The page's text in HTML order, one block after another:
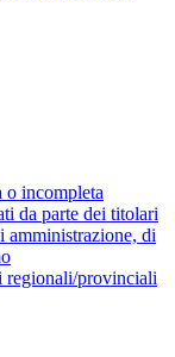
o incompleta
da parte dei titolari
di
regionali/provinciali